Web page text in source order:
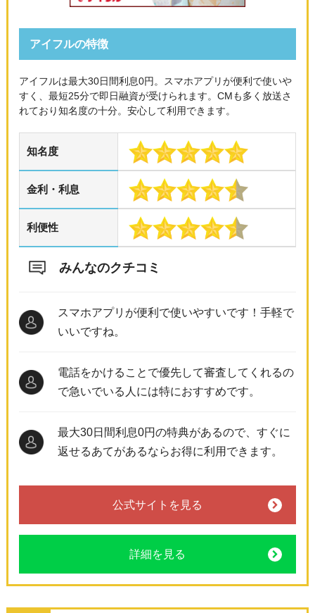
アイフルの特徴
アイフルは最大30日間利息0円。スマホアプリが便利で使いや
すく、最短25分で即日融資が受けられます。CMも多く放送さ
れており知名度の十分。安心して利用できます。
知名度
金利・利息
利便性
みんなのクチコミ
スマホアプリが便利で使いやすいです！手軽で
いいですね。
電話をかけることで優先して審査してくれるの
で急いでいる人には特におすすめです。
最大30日間利息0円の特典があるので、すぐに
返せるあてがあるならお得に利用できます。
公式サイトを見る
詳細を見る